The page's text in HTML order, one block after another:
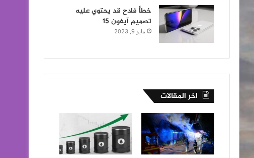
خطأ فادح قد يحتوي عليه
تصميم آيفون 15
مايو 9, 2023
اخر المقالات